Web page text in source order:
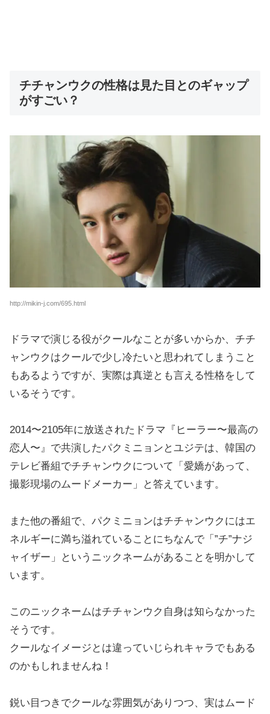
チチャンウクの性格は見た目とのギャップ
がすごい？
http://mikin-j.com/695.html
ドラマで演じる役がクールなことが多いからか、チチ
ャンウクはクールで少し冷たいと思われてしまうこと
もあるようですが、実際は真逆とも言える性格をして
いるそうです。
2014〜2105年に放送されたドラマ『ヒーラー〜最高の
恋人〜』で共演したパクミニョンとユジテは、韓国の
テレビ番組でチチャンウクについて「愛嬌があって、
撮影現場のムードメーカー」と答えています。
また他の番組で、パクミニョンはチチャンウクにはエ
ネルギーに満ち溢れていることにちなんで「”チ”ナジ
ャイザー」というニックネームがあることを明かして
います。
このニックネームはチチャンウク自身は知らなかった
そうです。
クールなイメージとは違っていじられキャラでもある
のかもしれませんね！
鋭い目つきでクールな雰囲気がありつつ、実はムード